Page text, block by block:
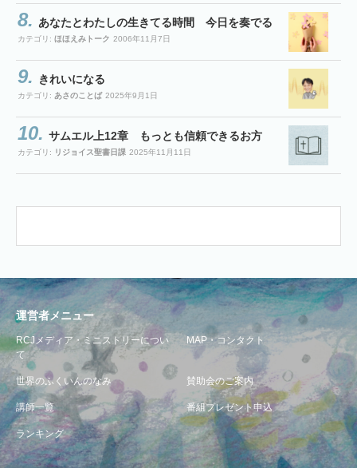
あなたとわたしの生きてる時間 今日を奏でる
カテゴリ: ほほえみトーク 2006年11月7日
きれいになる
カテゴリ: あさのことば 2025年9月1日
サムエル上12章 もっとも信頼できるお方
カテゴリ: リジョイス聖書日課 2025年11月11日
運営者メニュー
RCJメディア・ミニストリーについ
て
MAP・コンタクト
世界のふくいんのなみ 賛助会のご案内
講師一覧 番組プレゼント申込
ランキング